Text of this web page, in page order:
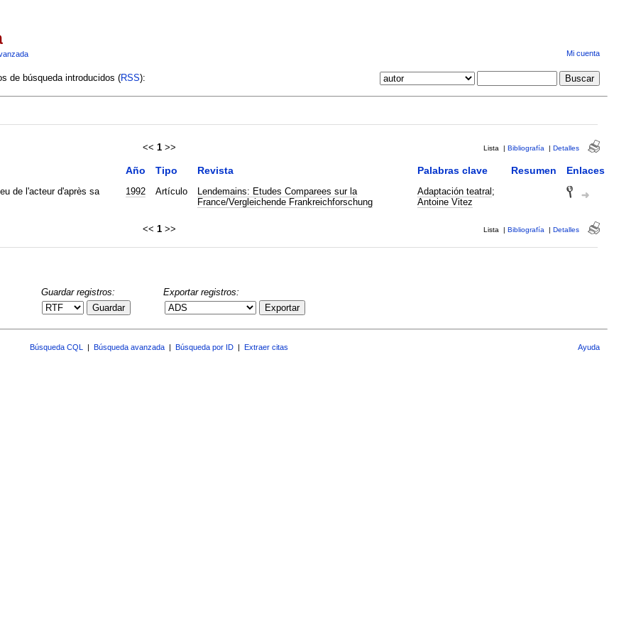
Mi cuenta
de búsqueda introducidos (RSS):
<< 1 >> Lista | Bibliografía | Detalles
Año Tipo Revista Palabras clave Resumen Enlaces
de l'acteur d'après sa
1992 Artículo
Lendemains: Etudes Comparees sur la
France/Vergleichende Frankreichforschung
Adaptación teatral ;
Antoine Vitez
<< 1 >> Lista | Bibliografía | Detalles
Guardar registros:
Guardar
Exportar registros:
Exportar
Búsqueda CQL Búsqueda avanzada Búsqueda por ID Extraer citas Ayuda